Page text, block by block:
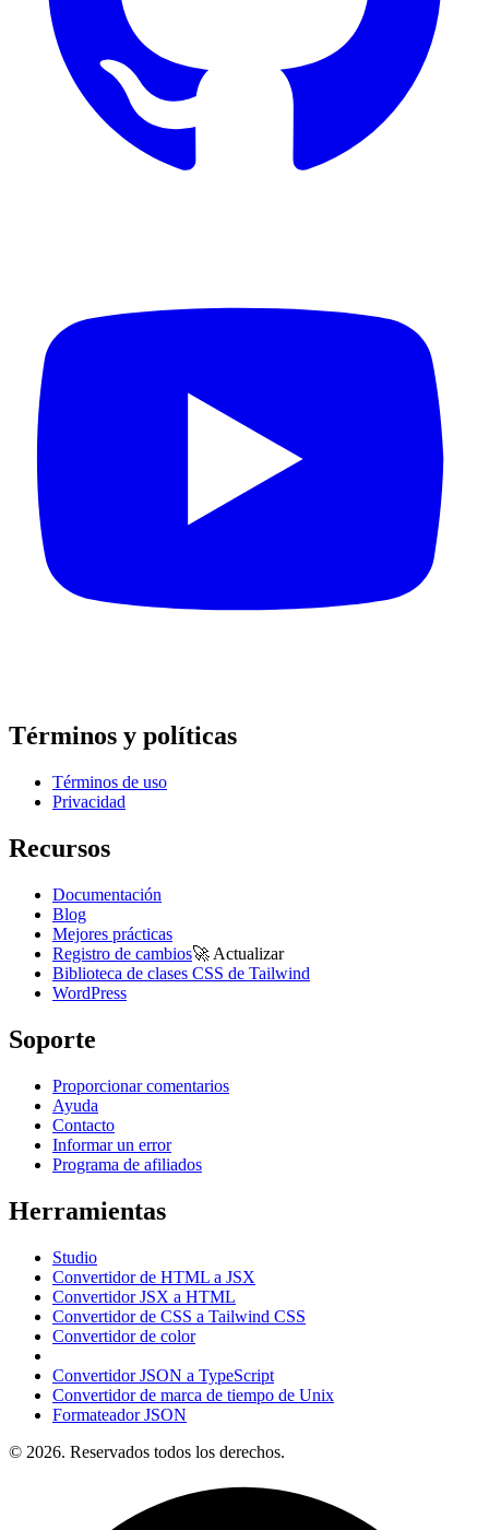
Términos y políticas
Términos de uso
Privacidad
Recursos
Documentación
Blog
Mejores prácticas
Registro de cambios🚀 Actualizar
Biblioteca de clases CSS de Tailwind
WordPress
Soporte
Proporcionar comentarios
Ayuda
Contacto
Informar un error
Programa de afiliados
Herramientas
Studio
Convertidor de HTML a JSX
Convertidor JSX a HTML
Convertidor de CSS a Tailwind CSS
Convertidor de color
Convertidor JSON a TypeScript
Convertidor de marca de tiempo de Unix
Formateador JSON
© 2026. Reservados todos los derechos.